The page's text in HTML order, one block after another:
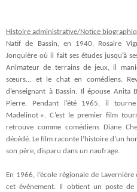
Histoire administrative/Notice
Natif de Bassin, en 1940, Rosaire
Jonquière où il fait ses études jusqu’à
Animateur de terrains de jeux, il
sœurs... et le chat en comédiens.
d’enseignant à Bassin.
Il épouse Anita
Pierre. Pendant l’été 1965, il
Madelinot ». C’est le premier film
retrouve comme comédiens Diane
décédé. Le film raconte l’histoire d’un
son père, disparu dans un naufrage.
En 1966, l’école régionale de
cet événement. Il obtient un poste de